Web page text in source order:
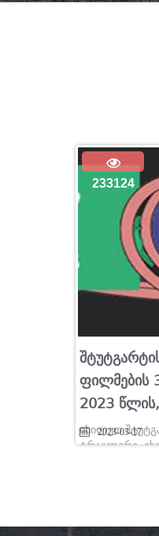
2023-03-17
233124
Ფილმების
2023
იხილეთ
ტრაილერი.